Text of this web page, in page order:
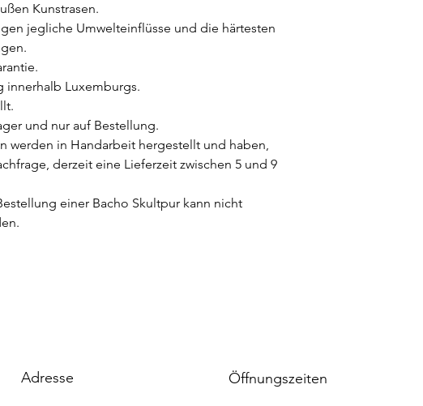
Kunstrasen.
jegliche Umwelteinflüsse und die härtesten
innerhalb Luxemburgs.
und nur auf Bestellung.
werden in Handarbeit hergestellt und haben,
derzeit eine Lieferzeit zwischen 5 und 9
einer Bacho Skultpur kann nicht
Adresse Öffnungszeiten